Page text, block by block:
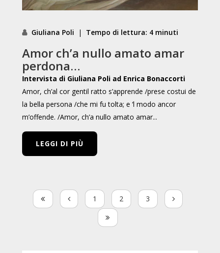
Giuliana Poli | Tempo di lettura: 4 minuti
Amor ch’a nullo amato amar
perdona…
Intervista di Giuliana Poli ad Enrica Bonaccorti
Amor, ch’al cor gentil ratto s’apprende /prese costui de
la bella persona /che mi fu tolta; e ‘l modo ancor
m’offende. /Amor, ch’a nullo amato amar...
LEGGI DI PIÙ
1 2 3